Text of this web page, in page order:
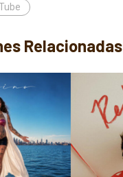
Relacionadas